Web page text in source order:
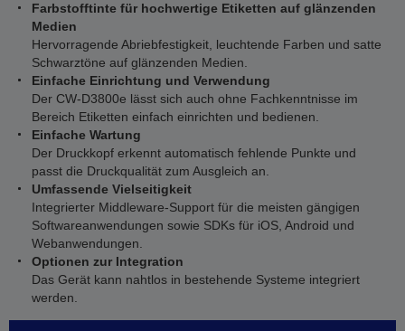
Farbstofftinte für hochwertige Etiketten auf glänzenden
Medien
Hervorragende Abriebfestigkeit, leuchtende Farben und satte
Schwarztöne auf glänzenden Medien.
Einfache Einrichtung und Verwendung
Der CW-D3800e lässt sich auch ohne Fachkenntnisse im
Bereich Etiketten einfach einrichten und bedienen.
Einfache Wartung
Der Druckkopf erkennt automatisch fehlende Punkte und
passt die Druckqualität zum Ausgleich an.
Umfassende Vielseitigkeit
Integrierter Middleware-Support für die meisten gängigen
Softwareanwendungen sowie SDKs für iOS, Android und
Webanwendungen.
Optionen zur Integration
Das Gerät kann nahtlos in bestehende Systeme integriert
werden.